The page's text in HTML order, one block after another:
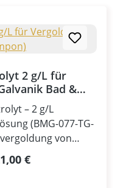
2 g/L für
Bad &
– 2 g/L
(BMG-077-TG-
von
langlebige
Preis:
€